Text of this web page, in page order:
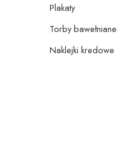
Plakaty
Torby bawełniane
Naklejki kredowe